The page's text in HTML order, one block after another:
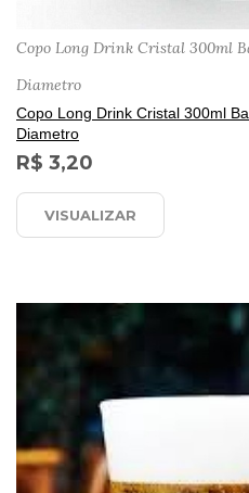
Copo Long Drink Cristal 300ml
Diametro
Copo Long Drink Cristal 300ml
Diametro
R$ 3,20
VISUALIZAR